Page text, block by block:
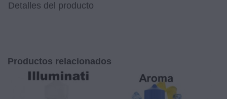
Detalles del producto
Productos relacionados